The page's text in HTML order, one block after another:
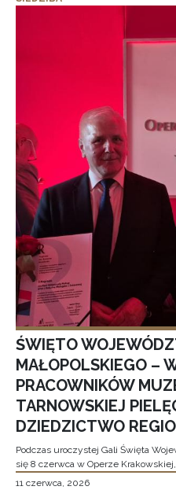
ŚWIĘTO
MAŁOPOLSKIEGO –
PRACOWNIKÓW
TARNOWSKIEJ
DZIEDZICTWO
Podczas uroczystej Gali Święta
się 8 czerwca w Operze
11 czerwca, 2026